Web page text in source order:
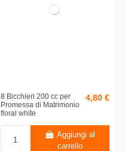
8 Bicchieri 200 cc per
Promessa di Matrimonio
floral white
4,80 €
Aggiungi al
carrello